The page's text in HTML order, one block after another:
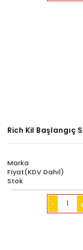
Rich Kil Başlangıç
Marka
Fiyat(KDV Dahil)
Stok
-